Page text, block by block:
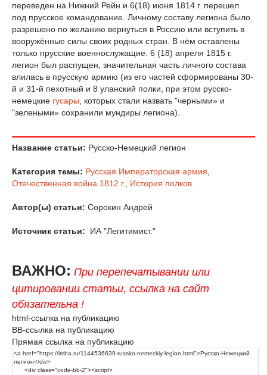
переведен на Нижний Рейн и 6(18) июня 1814 г. перешел
под прусское командование. Личному составу легиона было
разрешено по желанию вернуться в Россию или вступить в
вооружённые силы своих родных стран. В нём оставлены
только прусские военнослужащие. 6 (18) апреля 1815 г.
легион был распущен, значительная часть личного состава
влилась в прусскую армию (из его частей сформированы 30-
й и 31-й пехотный и 8 уланский полки, при этом русско-
немецкие гусары , которых стали назвать "черными» и
"зелеными» сохранили мундиры легиона).
Название статьи: Русско-Немецкий легион
Категория темы: Русская Императорская армия
Отечественная война 1812 г.
История полков
Автор(ы) статьи: Сорокин Андрей
Источник статьи: ИА "Легитимист."
ВАЖНО: При перепечатывании или
цитировании статьи, ссылка на сайт
обязательна !
html-ссылка на публикацию
BB-ссылка на публикацию
Прямая ссылка на публикацию